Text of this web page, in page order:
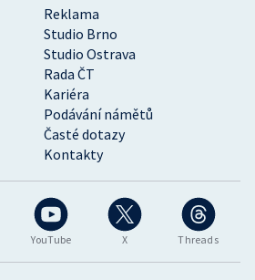
YouTube X Threads
Reklama
Studio Brno
Studio Ostrava
Rada ČT
Kariéra
Podávání námětů
Časté dotazy
Kontakty